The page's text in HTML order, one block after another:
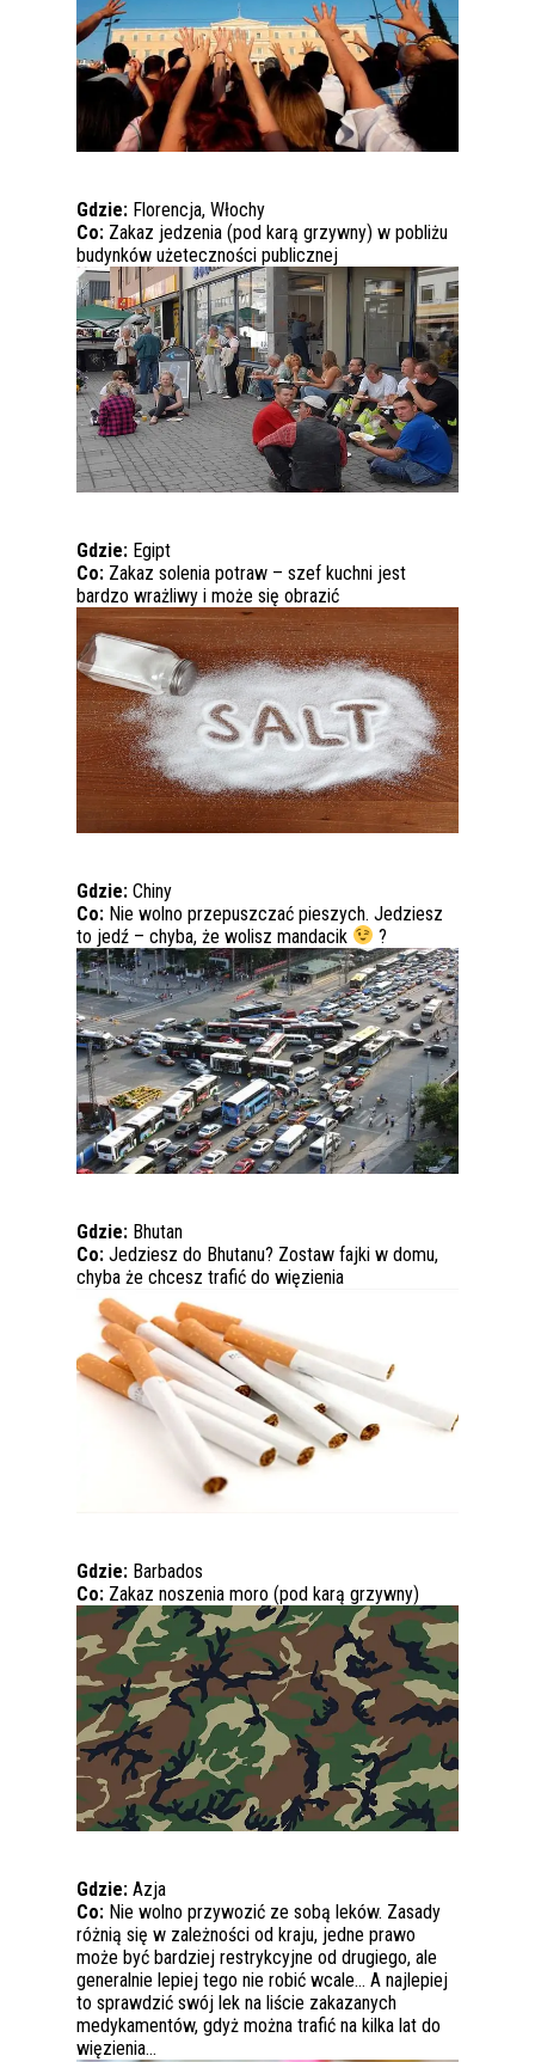
Gdzie: Florencja, Włochy
Co: Zakaz jedzenia (pod karą grzywny) w pobliżu
budynków użeteczności publicznej
Gdzie: Egipt
Co: Zakaz solenia potraw – szef kuchni jest
bardzo wrażliwy i może się obrazić
Gdzie: Chiny
Co: Nie wolno przepuszczać pieszych. Jedziesz
to jedź – chyba, że wolisz mandacik
?
Gdzie: Bhutan
Co: Jedziesz do Bhutanu? Zostaw fajki w domu,
chyba że chcesz trafić do więzienia
Gdzie: Barbados
Co: Zakaz noszenia moro (pod karą grzywny)
Gdzie: Azja
Co: Nie wolno przywozić ze sobą leków. Zasady
różnią się w zależności od kraju, jedne prawo
może być bardziej restrykcyjne od drugiego, ale
generalnie lepiej tego nie robić wcale… A najlepiej
to sprawdzić swój lek na liście zakazanych
medykamentów, gdyż można trafić na kilka lat do
więzienia…